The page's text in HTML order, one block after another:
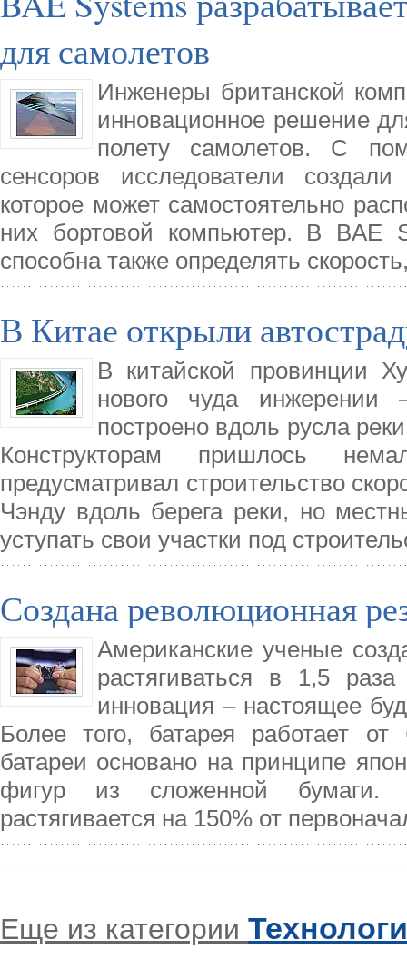
для самолетов
Инженеры британской
инновационное решение
полету самолетов. С
сенсоров исследователи
которое может самостоятельно
них бортовой компьютер. В BAE
способна также определять
В Китае открыли
В китайской провинции
нового чуда инжерении
построено вдоль русла
Конструкторам пришлось
предусматривал строительство
Чэнду вдоль берега реки, но
уступать свои участки под
Создана революционная
Американские ученые
растягиваться в 1,5
инновация – настоящее
Более того, батарея работает от
батареи основано на принципе
фигур из сложенной бумаги.
растягивается на 150% от
Еще из категории